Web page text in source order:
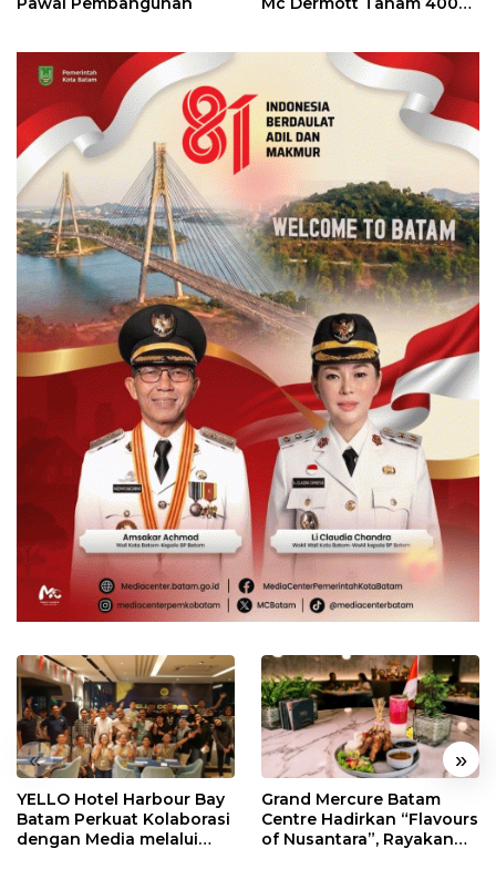
« »
YELLO Hotel Harbour Bay
Batam Perkuat Kolaborasi
dengan Media melalui
Grand Mercure Batam
Centre Hadirkan “Flavours
of Nusantara”, Rayakan